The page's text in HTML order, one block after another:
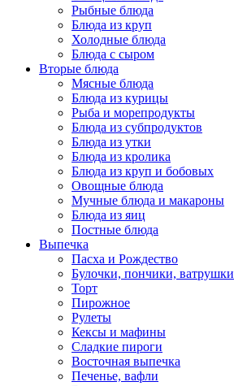
Рыбные блюда
Блюда из круп
Холодные блюда
Блюда с сыром
Вторые блюда
Мясные блюда
Блюда из курицы
Рыба и морепродукты
Блюда из субпродуктов
Блюда из утки
Блюда из кролика
Блюда из круп и бобовых
Овощные блюда
Мучные блюда и макароны
Блюда из яиц
Постные блюда
Выпечка
Пасха и Рождество
Булочки, пончики, ватрушки
Торт
Пирожное
Рулеты
Кексы и мафины
Сладкие пироги
Восточная выпечка
Печенье, вафли